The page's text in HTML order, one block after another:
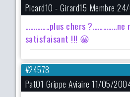
Picard10 - Girard15 Membre
…………..plus chers ?…………..ne
satisfaisant !!! 😀
#24578
Pat01 Grippe Aviaire 11/05/